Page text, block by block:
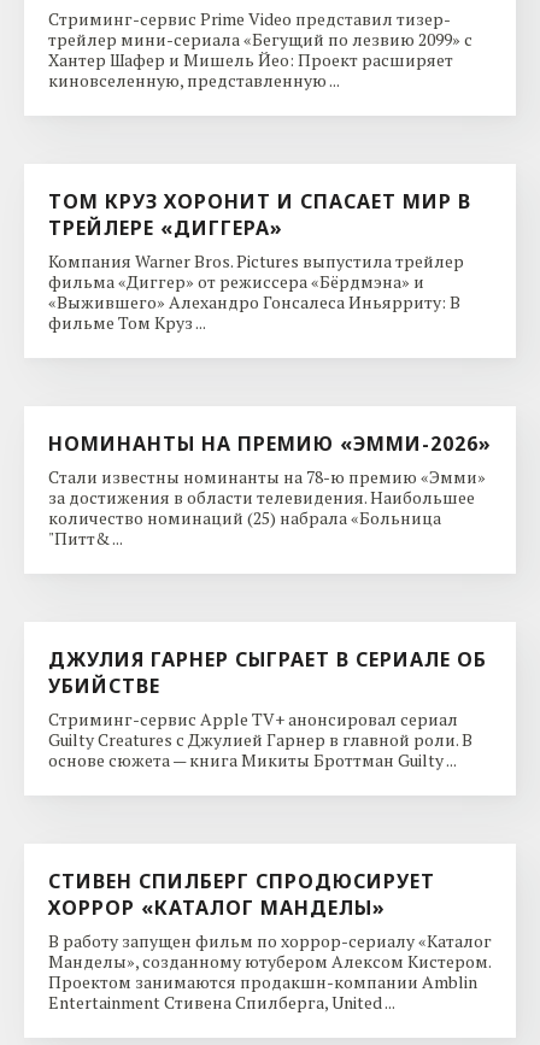
Стриминг-сервис Prime Video представил тизер-
трейлер мини-сериала «Бегущий по лезвию 2099» с
Хантер Шафер и Мишель Йео: Проект расширяет
киновселенную, представленную ...
ТОМ КРУЗ ХОРОНИТ И СПАСАЕТ МИР В
ТРЕЙЛЕРЕ «ДИГГЕРА»
Компания Warner Bros. Pictures выпустила трейлер
фильма «Диггер» от режиссера «Бёрдмэна» и
«Выжившего» Алехандро Гонсалеса Иньярриту: В
фильме Том Круз ...
НОМИНАНТЫ НА ПРЕМИЮ «ЭММИ-2026»
Стали известны номинанты на 78-ю премию «Эмми»
за достижения в области телевидения. Наибольшее
количество номинаций (25) набрала «Больница
"Питт& ...
ДЖУЛИЯ ГАРНЕР СЫГРАЕТ В СЕРИАЛЕ ОБ
УБИЙСТВЕ
Стриминг-сервис Apple TV+ анонсировал сериал
Guilty Creatures с Джулией Гарнер в главной роли. В
основе сюжета — книга Микиты Броттман Guilty ...
СТИВЕН СПИЛБЕРГ СПРОДЮСИРУЕТ
ХОРРОР «КАТАЛОГ МАНДЕЛЫ»
В работу запущен фильм по хоррор-сериалу «Каталог
Манделы», созданному ютубером Алексом Кистером.
Проектом занимаются продакшн-компании Amblin
Entertainment Стивена Спилберга, United ...